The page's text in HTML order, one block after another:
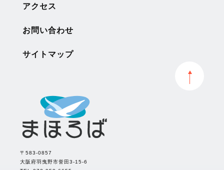
アクセス
お問い合わせ
サイトマップ
〒583-0857
大阪府羽曳野市誉田3-15-6